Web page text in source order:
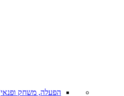
הפעלה, משחק ופנאי